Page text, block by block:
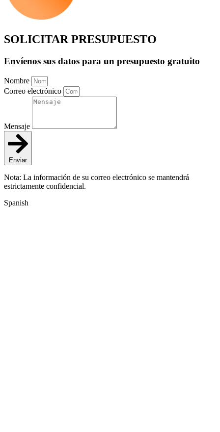
SOLICITAR PRESUPUESTO
Envíenos sus datos para un presupuesto gratuito
Nombre
Correo electrónico
Mensaje
Enviar
Nota: La información de su correo electrónico se mantendrá
estrictamente confidencial.
Spanish